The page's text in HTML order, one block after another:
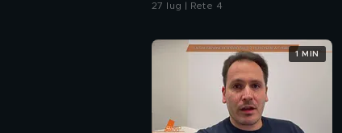
27 lug | Rete 4
1 MIN